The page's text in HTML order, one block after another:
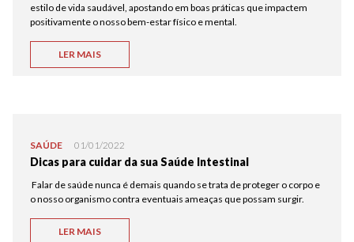
estilo de vida saudável, apostando em boas práticas que impactem
positivamente o nosso bem-estar físico e mental.
LER MAIS
SAÚDE 01/01/2022
Dicas para cuidar da sua Saúde Intestinal
Falar de saúde nunca é demais quando se trata de proteger o corpo e
o nosso organismo contra eventuais ameaças que possam surgir.
LER MAIS